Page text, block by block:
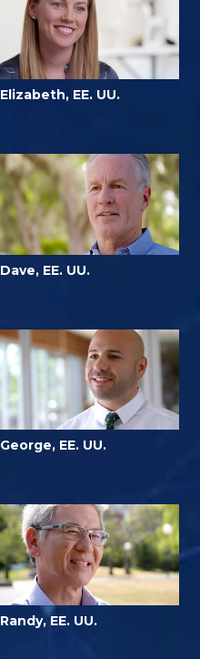
Elizabeth, EE. UU.
Dave, EE. UU.
George, EE. UU.
Randy, EE. UU.